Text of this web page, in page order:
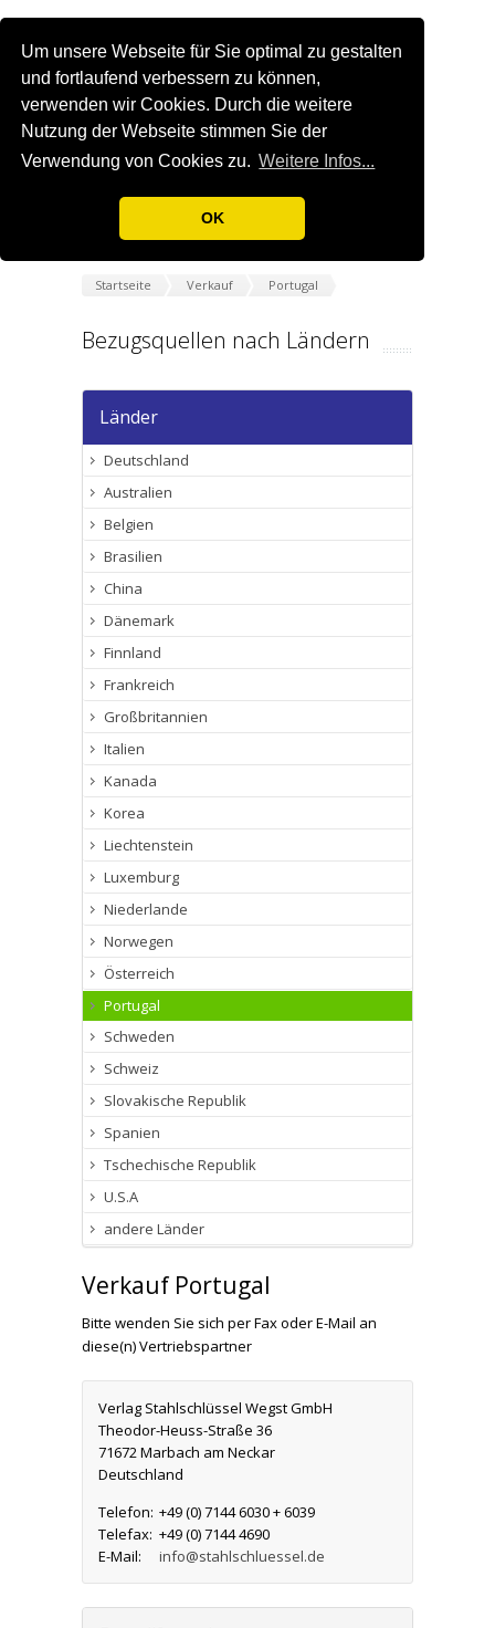
Um unsere Webseite für Sie optimal zu gestalten
und fortlaufend verbessern zu können,
verwenden wir Cookies. Durch die weitere
Nutzung der Webseite stimmen Sie der
Verwendung von Cookies zu. Weitere Infos...
OK
Startseite Verkauf Portugal
Bezugsquellen nach Ländern
Länder
Deutschland
Australien
Belgien
Brasilien
China
Dänemark
Finnland
Frankreich
Großbritannien
Italien
Kanada
Korea
Liechtenstein
Luxemburg
Niederlande
Norwegen
Österreich
Portugal
Schweden
Schweiz
Slovakische Republik
Spanien
Tschechische Republik
U.S.A
andere Länder
Verkauf Portugal
Bitte wenden Sie sich per Fax oder E-Mail an
diese(n) Vertriebspartner
Verlag Stahlschlüssel Wegst GmbH
Theodor-Heuss-Straße 36
71672 Marbach am Neckar
Deutschland
Telefon: +49 (0) 7144 6030 + 6039
Telefax: +49 (0) 7144 4690
E-Mail:
info@stahlschluessel.de